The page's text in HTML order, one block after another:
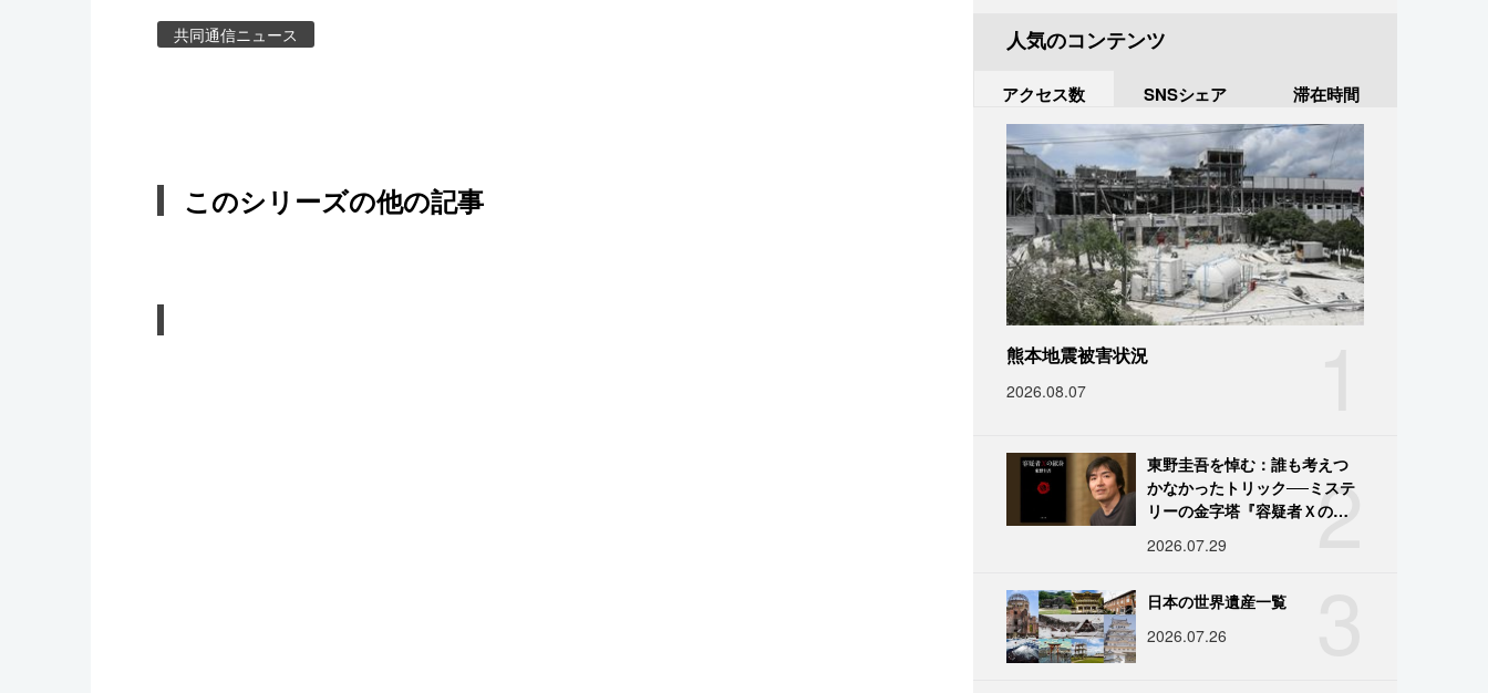
共同通信ニュース
このシリーズの他の記事
人気のコンテンツ
アクセス数 SNSシェア 滞在時間
熊本地震被害状況
2026.08.07
2
東野圭吾を悼む：誰も考えつ
かなかったトリック──ミステ
リーの金字塔『容疑者Ｘの献
2026.07.29
日本の世界遺産一覧
2026.07.26